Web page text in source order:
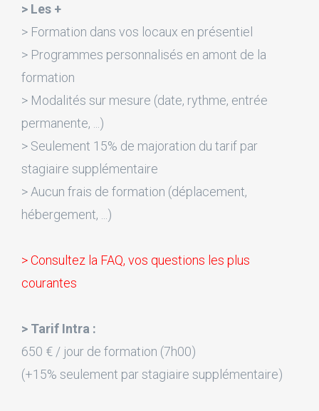
> Les +
> Formation dans vos locaux en présentiel
> Programmes personnalisés en amont de la
formation
> Modalités sur mesure (date, rythme, entrée
permanente, ...)
> Seulement 15% de majoration du tarif par
stagiaire supplémentaire
> Aucun frais de formation (déplacement,
hébergement, ...)
> Consultez la FAQ, vos questions les plus
courantes
> Tarif Intra :
650 € / jour de formation (7h00)
(+15% seulement par stagiaire supplémentaire)